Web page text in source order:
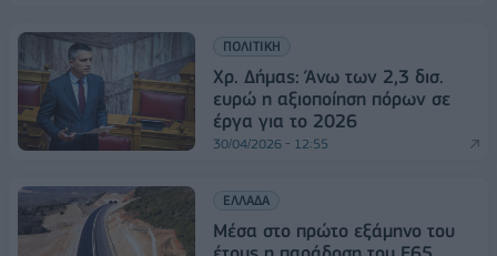
ΠΟΛΙΤΙΚΗ
Χρ. Δήμας: Άνω των 2,3 δισ.
ευρώ η αξιοποίηση πόρων σε
έργα για το 2026
30/04/2026 - 12:55
ΕΛΛΑΔΑ
Μέσα στο πρώτο εξάμηνο του